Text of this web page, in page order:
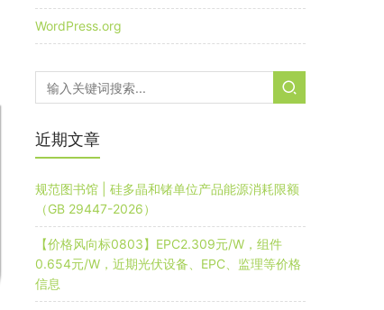
WordPress.org
近期文章
规范图书馆 | 硅多晶和锗单位产品能源消耗限额
（GB 29447-2026）
【价格风向标0803】EPC2.309元/W，组件
0.654元/W，近期光伏设备、EPC、监理等价格
信息